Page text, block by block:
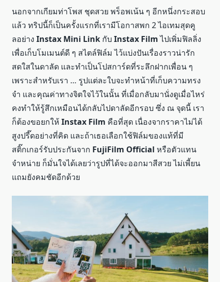
นอกจากเกียมท่าโพส ชุดสวย พร็อพเน้น ๆ อีกหนึ่งกระสอบ
แล้ว ทริปนี้ก็เป็นครั้งแรกที่เรามีโอกาสพก 2 ไอเทมสุดคู
ลอย่าง Instax Mini Link กับ Instax Filmไปเพิ่มฟิลลิ่ง
เพื่อเก็บโมเมนต์ดี ๆ สไตล์ฟิล์ม ไว้แบ่งปันเรื่องราวน่ารัก
สดใสในดาลัด และทำเป็นโปสการ์ดที่ระลึกฝากเพื่อน ๆ
เพราะสำหรับเรา … รูปแต่ละใบจะทำหน้าที่เก็บความทรง
จำ และคุณค่าทางจิตใจไว้ในนั้น ที่เมื่อกลับมานั่งดูเมื่อไหร่
คงทำให้รู้สึกเหมือนได้กลับไปดาลัดอีกรอบ ซึ่ง ณ จุดนี้ เรา
ก็ต้องขอยกให้Instax Film คือที่สุด เนื่องจากราคาไม่ได้
สูงปรี๊ดอย่างที่คิด และถ้าเธอเลือกใช้ฟิล์มของแท้ที่มี
สติ๊กเกอร์รับประกันจาก FujiFilm Official หรือตัวแทน
จำหน่าย ก็มั่นใจได้เลยว่ารูปที่ได้จะออกมาสีสวย ไม่เพี้ยน
แถมยังคมชัดอีกด้วย